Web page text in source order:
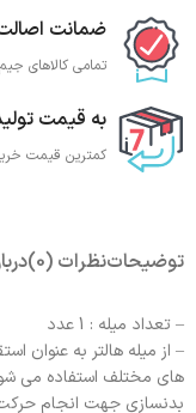
ضمانت اصالت
تمامی کالاهای
به قیمت
کمترین قیمت
توضیحاتنظرات (0)
– تعداد میله : 1 عدد
– از میله هالتر به عنوان
های مختلف استفاده می
بدنسازی جهت انجام حرکت